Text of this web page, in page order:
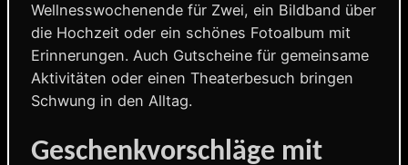
Wellnesswochenende für Zwei, ein Bildband über
die Hochzeit oder ein schönes Fotoalbum mit
Erinnerungen. Auch Gutscheine für gemeinsame
Aktivitäten oder einen Theaterbesuch bringen
Schwung in den Alltag.
Geschenkvorschläge mit